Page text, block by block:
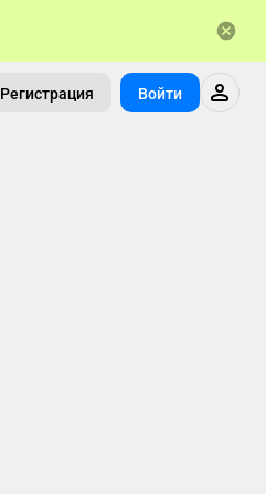
Регистрация Войти